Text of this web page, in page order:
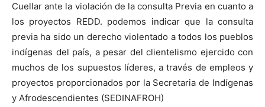
Cuellar ante la violación de la consulta Previa en cuanto a
los proyectos REDD. podemos indicar que la consulta
previa ha sido un derecho violentado a todos los pueblos
indígenas del país, a pesar del clientelismo ejercido con
muchos de los supuestos líderes, a través de empleos y
proyectos proporcionados por la Secretaria de Indígenas
y Afrodescendientes (SEDINAFROH)